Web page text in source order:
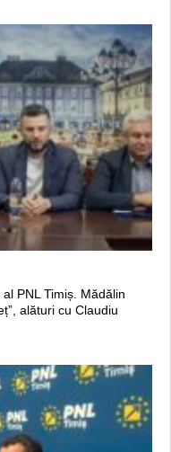
PNL Timiș. Mădălin
alături cu Claudiu